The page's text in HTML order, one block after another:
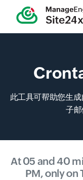
此工具可帮助您生
子邮
At 05 and 40
PM, only on